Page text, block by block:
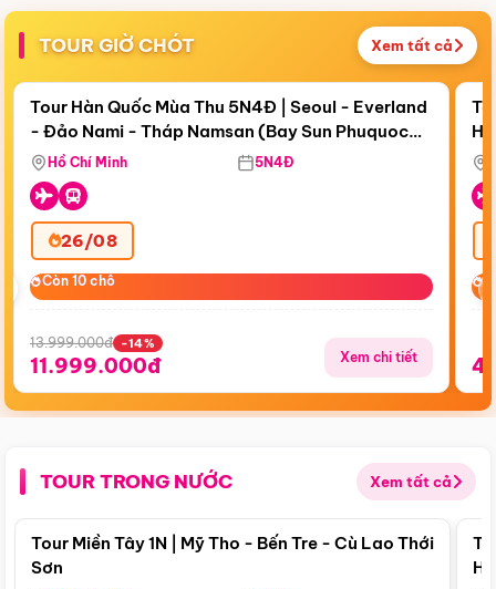
TOUR GIỜ CHÓT Xem tất cả
Còn19 ngày 12:23:15
Điểm nổi bật
Tour Hàn Quốc Mùa Thu 5N4Đ | Seoul - Everland
- Đảo Nami - Tháp Namsan (Bay Sun Phuquoc
Airways)
Hồ Chí Minh 5N4Đ
26/08
Còn 10 chỗ
Còn 10 chỗ
13.999.000đ -14%
11.999.000đ Xem chi tiết
TOUR TRONG NƯỚC Xem tất cả
Điểm nổi bật
Tour Miền Tây 1N | Mỹ Tho - Bến Tre - Cù Lao Thới
Sơn